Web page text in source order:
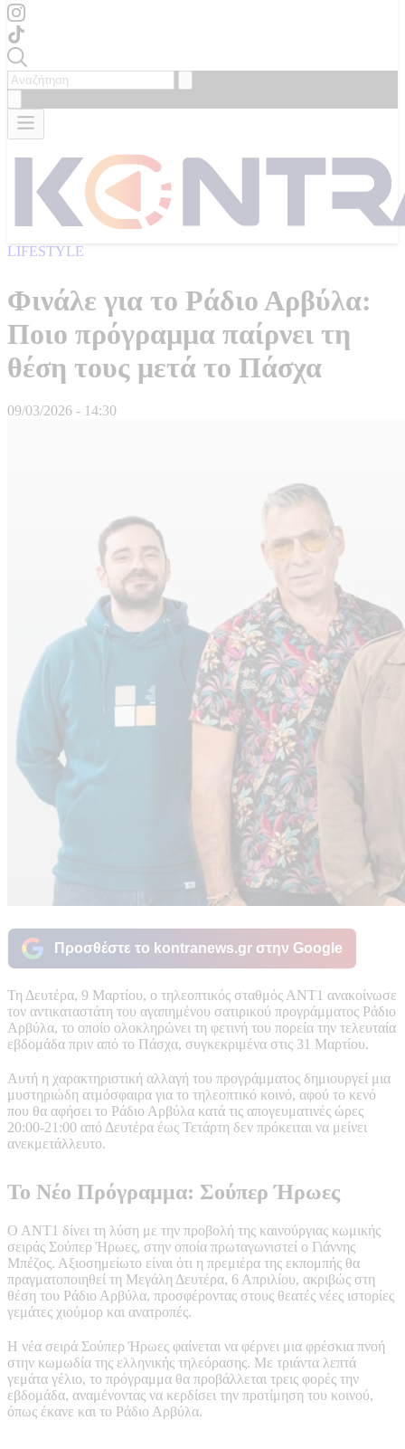
LIFESTYLE
Φινάλε για το Ράδιο Αρβύλα:
Ποιο πρόγραμμα παίρνει τη
θέση τους μετά το Πάσχα
09/03/2026 - 14:30
Προσθέστε το kontranews.gr στην Google
Τη Δευτέρα, 9 Μαρτίου, ο τηλεοπτικός σταθμός ΑΝΤ1 ανακοίνωσε
τον αντικαταστάτη του αγαπημένου σατιρικού προγράμματος Ράδιο
Αρβύλα, το οποίο ολοκληρώνει τη φετινή του πορεία την τελευταία
εβδομάδα πριν από το Πάσχα, συγκεκριμένα στις 31 Μαρτίου.
Αυτή η χαρακτηριστική αλλαγή του προγράμματος δημιουργεί μια
μυστηριώδη ατμόσφαιρα για το τηλεοπτικό κοινό, αφού το κενό
που θα αφήσει το Ράδιο Αρβύλα κατά τις απογευματινές ώρες
20:00-21:00 από Δευτέρα έως Τετάρτη δεν πρόκειται να μείνει
ανεκμετάλλευτο.
Το Νέο Πρόγραμμα: Σούπερ Ήρωες
Ο ΑΝΤ1 δίνει τη λύση με την προβολή της καινούργιας κωμικής
σειράς Σούπερ Ήρωες, στην οποία πρωταγωνιστεί ο Γιάννης
Μπέζος. Αξιοσημείωτο είναι ότι η πρεμιέρα της εκπομπής θα
πραγματοποιηθεί τη Μεγάλη Δευτέρα, 6 Απριλίου, ακριβώς στη
θέση του Ράδιο Αρβύλα, προσφέροντας στους θεατές νέες ιστορίες
γεμάτες χιούμορ και ανατροπές.
Η νέα σειρά Σούπερ Ήρωες φαίνεται να φέρνει μια φρέσκια πνοή
στην κωμωδία της ελληνικής τηλεόρασης. Με τριάντα λεπτά
γεμάτα γέλιο, το πρόγραμμα θα προβάλλεται τρεις φορές την
εβδομάδα, αναμένοντας να κερδίσει την προτίμηση του κοινού,
όπως έκανε και το Ράδιο Αρβύλα.